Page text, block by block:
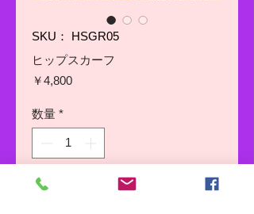
SKU： HSGR05
ヒップスカーフ
￥4,800価
数量 *
カートに追加する